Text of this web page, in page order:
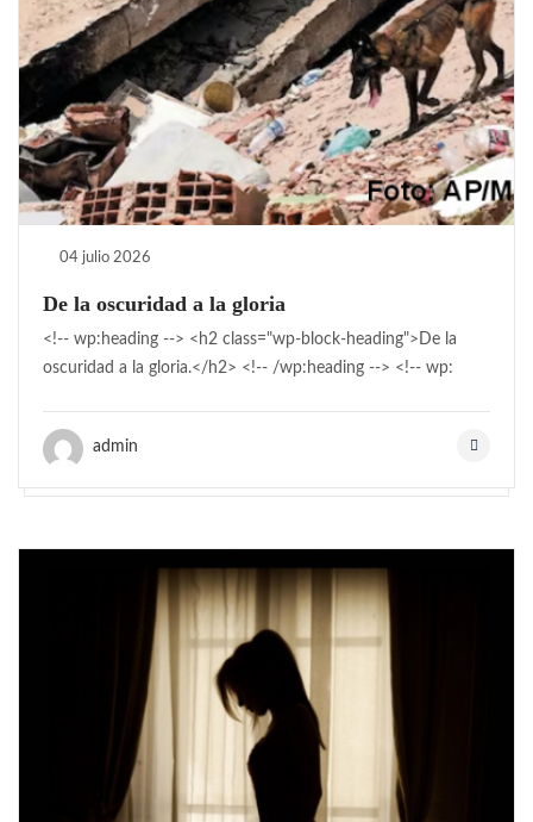
04 julio 2026
De la oscuridad a la gloria
<!-- wp:heading --> <h2 class="wp-block-heading">De la
oscuridad a la gloria.</h2> <!-- /wp:heading --> <!-- wp:
admin